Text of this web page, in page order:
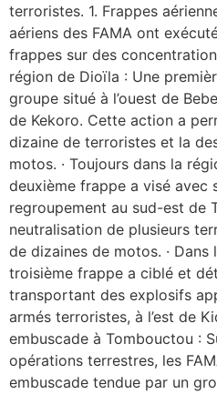
terroristes. 1. Frappes
aériens des FAMA ont
frappes sur des
région de Dioïla : Une
groupe situé à l’ouest de
de Kekoro. Cette action a
dizaine de terroristes et la
motos. · Toujours dans la
deuxième frappe a visé avec
regroupement au sud-est de
neutralisation de plusieurs
de dizaines de motos. ·
troisième frappe a ciblé et
transportant des explosifs
armés terroristes, à l’est de
embuscade à Tombouctou :
opérations terrestres, les
embuscade tendue par un